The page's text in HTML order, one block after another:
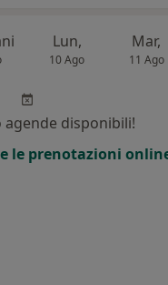
Lun,
10 Ago
Mar,
11 Ago
agende disponibili!
le prenotazioni